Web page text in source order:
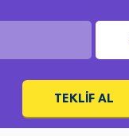
TEKLIF AL